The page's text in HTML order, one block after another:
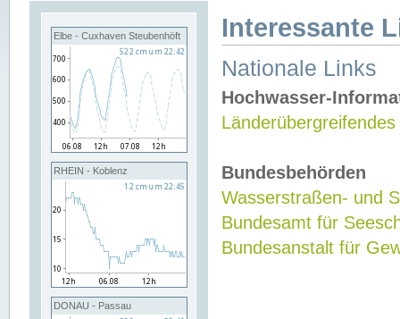
Elbe - Cuxhaven Steubenhöft
RHEIN - Koblenz
DONAU - Passau
Interessante
Nationale Links
Hochwasser-
Bundesbehörden
Wasserstraßen- und
Bundesamt für
Bundesanstalt für